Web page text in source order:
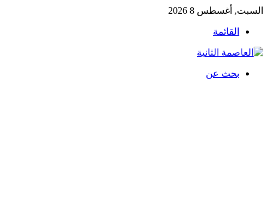
السبت, أغسطس 8 2026
القائمة
بحث عن